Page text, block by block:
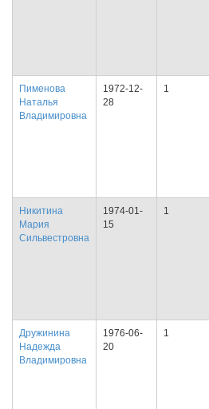
Пименова
Наталья
Владимировна
1972-12-
28
1
Никитина
Мария
Сильвестровна
1974-01-
15
1
Дружинина
Надежда
Владимировна
1976-06-
20
1